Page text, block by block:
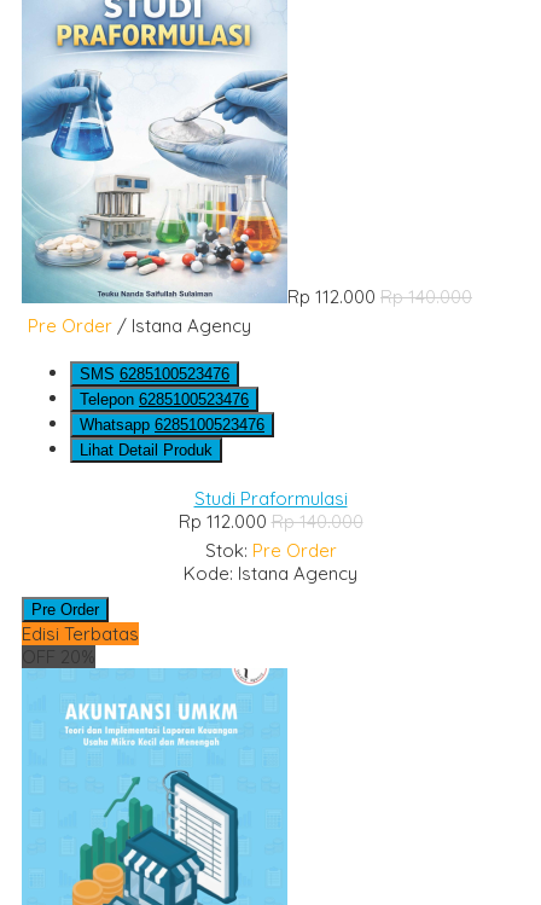
Rp 112.000 Rp 140.000
Pre Order / Istana Agency
SMS 6285100523476
Telepon 6285100523476
Whatsapp 6285100523476
Lihat Detail Produk
Studi Praformulasi
Rp 112.000Rp 140.000
Stok: Pre Order
Kode: Istana Agency
Pre Order
Edisi Terbatas
OFF 20%